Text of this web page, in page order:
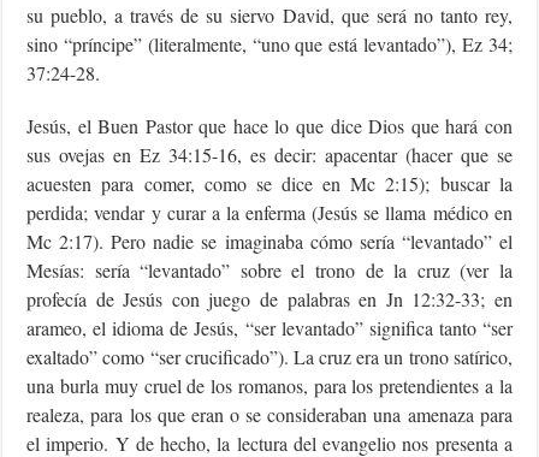
su pueblo, a través de su siervo David, que será no tanto rey,
sino “príncipe” (literalmente, “uno que está levantado”), Ez 34;
37:24-28.
Jesús, el Buen Pastor que hace lo que dice Dios que hará con
sus ovejas en Ez 34:15-16, es decir: apacentar (hacer que se
acuesten para comer, como se dice en Mc 2:15); buscar la
perdida; vendar y curar a la enferma (Jesús se llama médico en
Mc 2:17). Pero nadie se imaginaba cómo sería “levantado” el
Mesías: sería “levantado” sobre el trono de la cruz (ver la
profecía de Jesús con juego de palabras en Jn 12:32-33; en
arameo, el idioma de Jesús, “ser levantado” significa tanto “ser
exaltado” como “ser crucificado”). La cruz era un trono satírico,
una burla muy cruel de los romanos, para los pretendientes a la
realeza, para los que eran o se consideraban una amenaza para
el imperio. Y de hecho, la lectura del evangelio nos presenta a